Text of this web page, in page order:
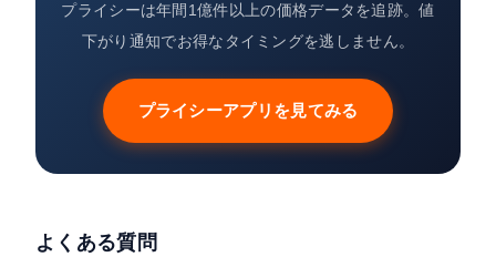
プライシーは年間1億件以上の価格データを追跡。値
下がり通知でお得なタイミングを逃しません。
プライシーアプリを見てみる
よくある質問